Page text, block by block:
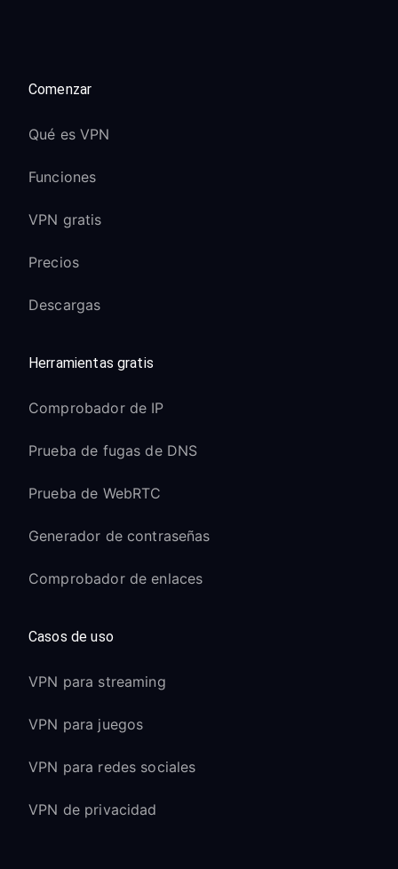
Comenzar
Qué es VPN
Funciones
VPN gratis
Precios
Descargas
Herramientas gratis
Comprobador de IP
Prueba de fugas de DNS
Prueba de WebRTC
Generador de contraseñas
Comprobador de enlaces
Casos de uso
VPN para streaming
VPN para juegos
VPN para redes sociales
VPN de privacidad